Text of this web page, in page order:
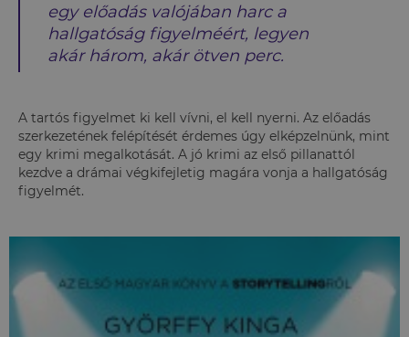
egy előadás valójában harc a
hallgatóság figyelméért, legyen
akár három, akár ötven perc.
A tartós figyelmet ki kell vívni, el kell nyerni. Az előadás
szerkezetének felépítését érdemes úgy elképzelnünk, mint
egy krimi megalkotását. A jó krimi az első pillanattól
kezdve a drámai végkifejletig magára vonja a hallgatóság
figyelmét.